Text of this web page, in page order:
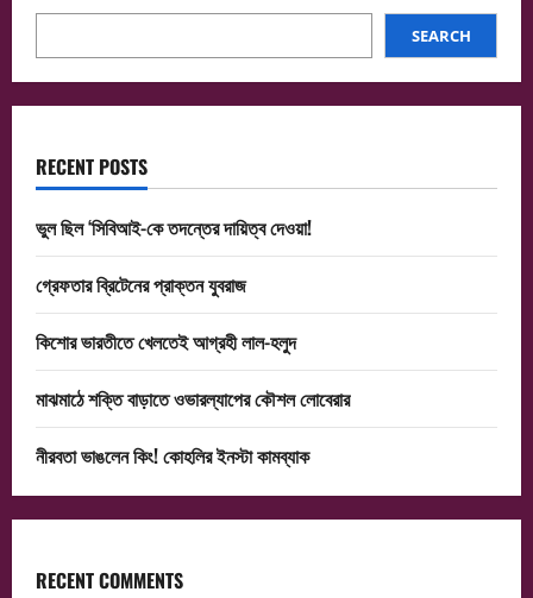
নিতাংশী
রাশা
SEARCH
RECENT POSTS
ভুল ছিল ‘সিবিআই-কে তদন্তের দায়িত্ব দেওয়া!
গ্রেফতার ব্রিটেনের প্রাক্তন যুবরাজ
কিশোর ভারতীতে খেলতেই আগ্রহী লাল-হলুদ
মাঝমাঠে শক্তি বাড়াতে ওভারল্যাপের কৌশল লোবেরার
নীরবতা ভাঙলেন কিং! কোহলির ইনস্টা কামব্যাক
RECENT COMMENTS